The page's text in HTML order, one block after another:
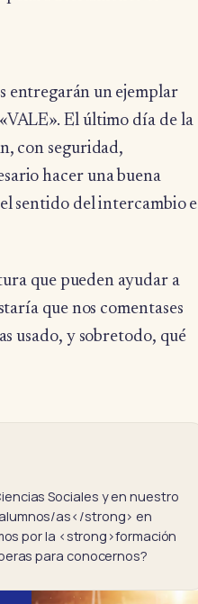
entregarán un ejemplar
El último día de la
con seguridad,
hacer una buena
sentido del intercambio e
que pueden ayudar a
que nos comentases
usado, y sobretodo, qué
Sociales y en nuestro
as</strong> en
por la <strong>formación
para conocernos?